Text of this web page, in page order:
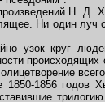
Н. Д.
Ни один луч
узок круг
1856 годов